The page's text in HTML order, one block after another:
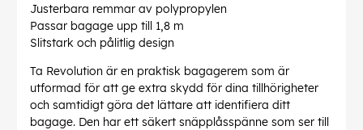
Justerbara remmar av polypropylen
Passar bagage upp till 1,8 m
Slitstark och pålitlig design
Ta Revolution är en praktisk bagagerem som är
utformad för att ge extra skydd för dina tillhörigheter
och samtidigt göra det lättare att identifiera ditt
bagage. Den har ett säkert snäpplåsspänne som ser till